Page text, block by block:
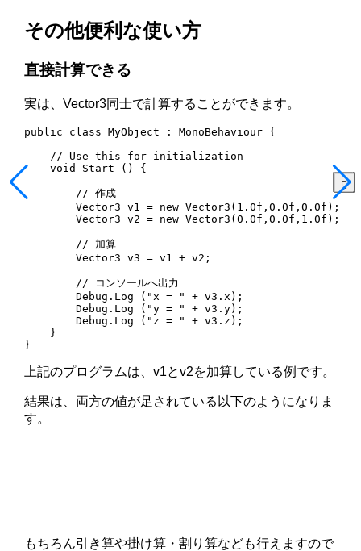
その他便利な使い方
直接計算できる
実は、Vector3同士で計算することができます。
public class MyObject : MonoBehaviour {
    // Use this for initialization
    void Start () {
        // 作成
        Vector3 v1 = new Vector3(1.0f,0.0f,0.0f);
        Vector3 v2 = new Vector3(0.0f,0.0f,1.0f);
        // 加算
        Vector3 v3 = v1 + v2;
        // コンソールへ出力
        Debug.Log ("x = " + v3.x);
        Debug.Log ("y = " + v3.y);
        Debug.Log ("z = " + v3.z);
    }
}
上記のプログラムは、v1とv2を加算している例です。
結果は、両方の値が足されている以下のようになりま
す。
もちろん引き算や掛け算・割り算なども行えますので